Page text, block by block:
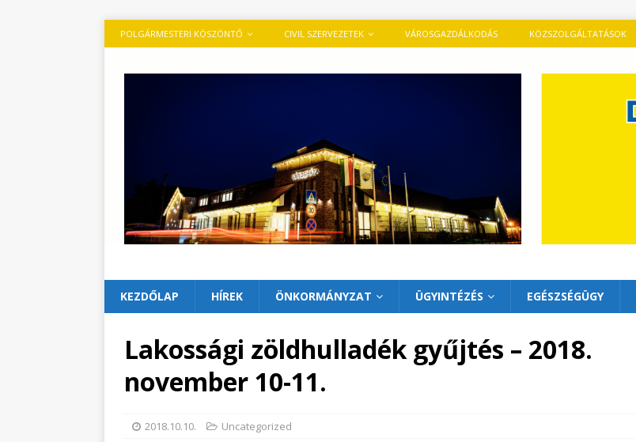
POLGÁRMESTERI KÖSZÖNTŐ CIVIL SZERVEZETEK VÁROSGAZDÁLKODÁS KÖZSZOLGÁLTATÁSOK
KEZDŐLAP HÍREK ÖNKORMÁNYZAT ÜGYINTÉZÉS EGÉSZSÉGÜGY
Lakossági zöldhulladék gyűjtés – 2018.
november 10-11.
2018.10.10. Uncategorized